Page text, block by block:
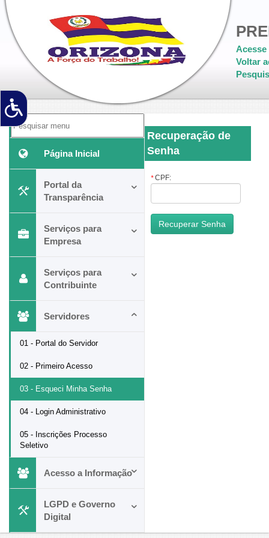
Acesse
Voltar
Página Inicial
Portal da
Transparência
Serviços para
Empresa
Serviços para
Contribuinte
Servidores
01 - Portal do Servidor
02 - Primeiro Acesso
03 - Esqueci Minha Senha
04 - Login Administrativo
05 - Inscrições Processo
Seletivo
Acesso a Informação
LGPD e Governo
Digital
Recuperação de
Senha
*CPF: